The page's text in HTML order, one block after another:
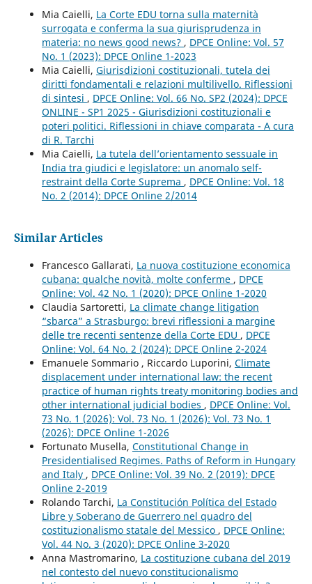
Mia Caielli, La Corte EDU torna sulla maternità
surrogata e conferma la sua giurisprudenza in
materia: no news good news? , DPCE Online: Vol. 57
No. 1 (2023): DPCE Online 1-2023
Mia Caielli, Giurisdizioni costituzionali, tutela dei
diritti fondamentali e relazioni multilivello. Riflessioni
di sintesi , DPCE Online: Vol. 66 No. SP2 (2024): DPCE
ONLINE - SP1 2025 - Giurisdizioni costituzionali e
poteri politici. Riflessioni in chiave comparata - A cura
di R. Tarchi
Mia Caielli, La tutela dell’orientamento sessuale in
India tra giudici e legislatore: un anomalo self-
restraint della Corte Suprema , DPCE Online: Vol. 18
No. 2 (2014): DPCE Online 2/2014
Similar Articles
Francesco Gallarati, La nuova costituzione economica
cubana: qualche novità, molte conferme , DPCE
Online: Vol. 42 No. 1 (2020): DPCE Online 1-2020
Claudia Sartoretti, La climate change litigation
“sbarca” a Strasburgo: brevi riflessioni a margine
delle tre recenti sentenze della Corte EDU , DPCE
Online: Vol. 64 No. 2 (2024): DPCE Online 2-2024
Emanuele Sommario , Riccardo Luporini, Climate
displacement under international law: the recent
practice of human rights treaty monitoring bodies and
other international judicial bodies , DPCE Online: Vol.
73 No. 1 (2026): Vol. 73 No. 1 (2026): Vol. 73 No. 1
(2026): DPCE Online 1-2026
Fortunato Musella, Constitutional Change in
Presidentialised Regimes. Paths of Reform in Hungary
and Italy , DPCE Online: Vol. 39 No. 2 (2019): DPCE
Online 2-2019
Rolando Tarchi, La Constitución Política del Estado
Libre y Soberano de Guerrero nel quadro del
costituzionalismo statale del Messico , DPCE Online:
Vol. 44 No. 3 (2020): DPCE Online 3-2020
Anna Mastromarino, La costituzione cubana del 2019
nel contesto del nuevo constitucionalismo